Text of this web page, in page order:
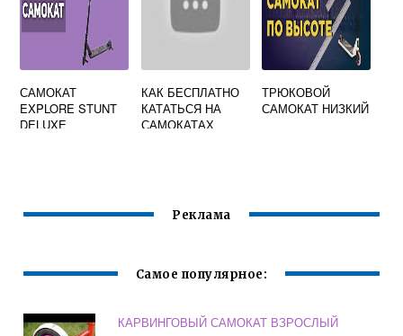
САМОКАТ
EXPLORE STUNT
DELUXE
КАК БЕСПЛАТНО
КАТАТЬСЯ НА
САМОКАТАХ
ТРЮКОВОЙ
САМОКАТ НИЗКИЙ
Реклама
Самое популярное:
КАРВИНГОВЫЙ САМОКАТ ВЗРОСЛЫЙ